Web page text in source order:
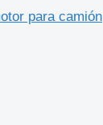
para camión